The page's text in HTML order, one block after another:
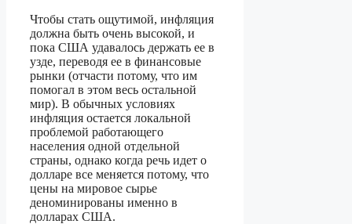
Чтобы стать ощутимой, инфляция
должна быть очень высокой, и
пока США удавалось держать ее в
узде, переводя ее в финансовые
рынки (отчасти потому, что им
помогал в этом весь остальной
мир). В обычных условиях
инфляция остается локальной
проблемой работающего
населения одной отдельной
страны, однако когда речь идет о
долларе все меняется потому, что
цены на мировое сырье
деноминированы именно в
долларах США.